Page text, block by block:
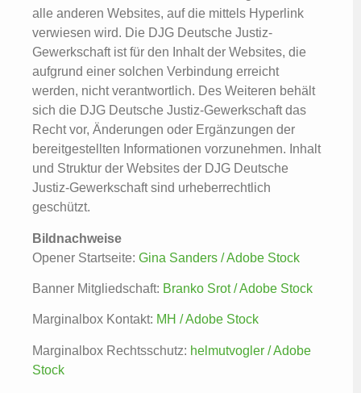
alle anderen Websites, auf die mittels Hyperlink
verwiesen wird. Die DJG Deutsche Justiz-
Gewerkschaft ist für den Inhalt der Websites, die
aufgrund einer solchen Verbindung erreicht
werden, nicht verantwortlich. Des Weiteren behält
sich die DJG Deutsche Justiz-Gewerkschaft das
Recht vor, Änderungen oder Ergänzungen der
bereitgestellten Informationen vorzunehmen. Inhalt
und Struktur der Websites der DJG Deutsche
Justiz-Gewerkschaft sind urheberrechtlich
geschützt.
Bildnachweise
Opener Startseite: Gina Sanders / Adobe Stock
Banner Mitgliedschaft: Branko Srot / Adobe Stock
Marginalbox Kontakt: MH / Adobe Stock
Marginalbox Rechtsschutz: helmutvogler / Adobe
Stock